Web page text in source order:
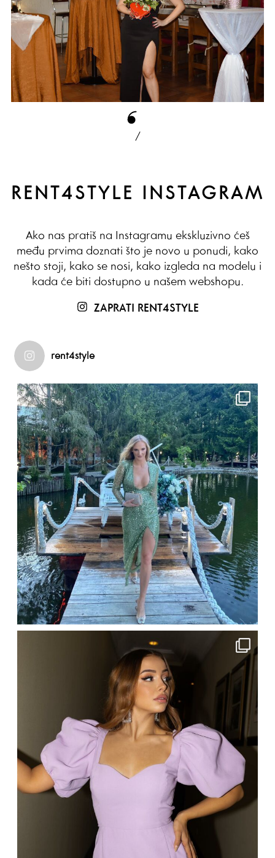
/
RENT4STYLE INSTAGRAM
Ako nas pratiš na Instagramu ekskluzivno ćeš
među prvima doznati što je novo u ponudi, kako
nešto stoji, kako se nosi, kako izgleda na modelu i
kada će biti dostupno u našem webshopu.
ZAPRATI RENT4STYLE
rent4style